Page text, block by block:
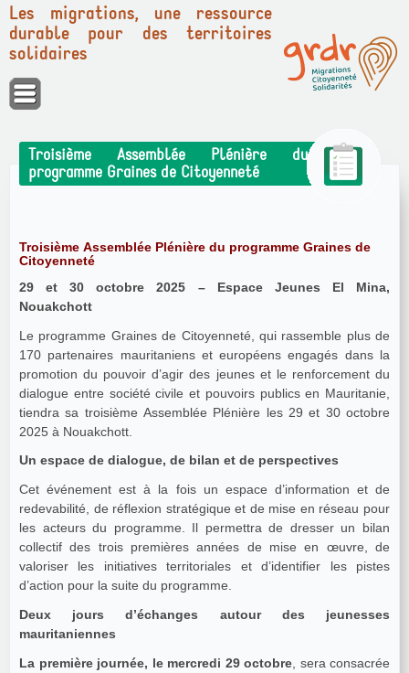
Panneau de gestion des cookies
Les migrations, une ressource
durable pour des territoires
solidaires
Troisième Assemblée Plénière du
programme Graines de Citoyenneté
Troisième Assemblée Plénière du programme Graines de
Citoyenneté
29 et 30 octobre 2025 – Espace Jeunes El Mina,
Nouakchott
Le programme Graines de Citoyenneté, qui rassemble plus de
170 partenaires mauritaniens et européens engagés dans la
promotion du pouvoir d’agir des jeunes et le renforcement du
dialogue entre société civile et pouvoirs publics en Mauritanie,
tiendra sa troisième Assemblée Plénière les 29 et 30 octobre
2025 à Nouakchott.
Un espace de dialogue, de bilan et de perspectives
Cet événement est à la fois un espace d’information et de
redevabilité, de réflexion stratégique et de mise en réseau pour
les acteurs du programme. Il permettra de dresser un bilan
collectif des trois premières années de mise en œuvre, de
valoriser les initiatives territoriales et d’identifier les pistes
d’action pour la suite du programme.
Deux jours d’échanges autour des jeunesses
mauritaniennes
La première journée, le mercredi 29 octobre , sera consacrée